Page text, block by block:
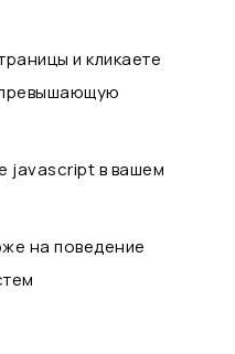
и кликаете
javascript в вашем
на поведение